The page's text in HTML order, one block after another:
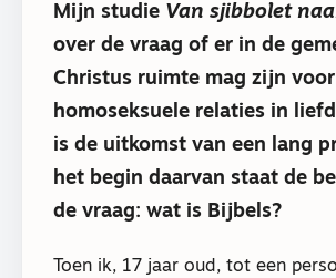
Mijn studie Van sjibbolet
over de vraag of er in de
Christus ruimte mag zijn voor
homoseksuele relaties in
is de uitkomst van een lang
het begin daarvan staat de
de vraag: wat is Bijbels?
Toen ik, 17 jaar oud, tot een